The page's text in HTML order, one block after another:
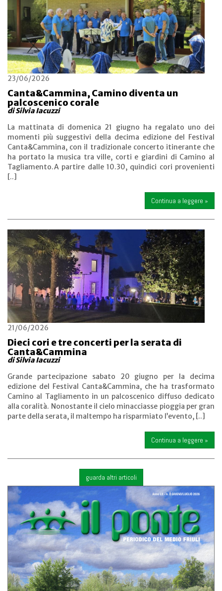
23/06/2026
Canta&Cammina, Camino diventa un
palcoscenico corale
di Silvia Iacuzzi
La mattinata di domenica 21 giugno ha regalato uno dei
momenti più suggestivi della decima edizione del Festival
Canta&Cammina, con il tradizionale concerto itinerante che
ha portato la musica tra ville, corti e giardini di Camino al
Tagliamento.A partire dalle 10.30, quindici cori provenienti
[..]
Continua a leggere »
21/06/2026
Dieci cori e tre concerti per la serata di
Canta&Cammina
di Silvia Iacuzzi
Grande partecipazione sabato 20 giugno per la decima
edizione del Festival Canta&Cammina, che ha trasformato
Camino al Tagliamento in un palcoscenico diffuso dedicato
alla coralità. Nonostante il cielo minacciasse pioggia per gran
parte della serata, il maltempo ha risparmiato l’evento, [..]
Continua a leggere »
guarda altri articoli